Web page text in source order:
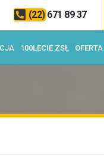
(22) 671 89 37
100LECIE ZSŁ OFERTA